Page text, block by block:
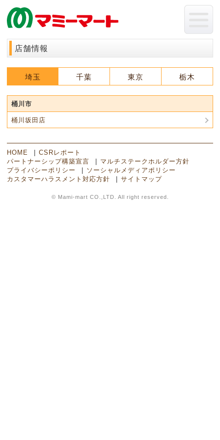
店舗情報
埼玉 千葉 東京 栃木
桶川市
桶川坂田店
HOME
CSRレポート
パートナーシップ構築宣言
マルチステークホルダー方針
プライバシーポリシー
ソーシャルメディアポリシー
カスタマーハラスメント対応方針
サイトマップ
© Mami-mart CO.,LTD. All right reserved.